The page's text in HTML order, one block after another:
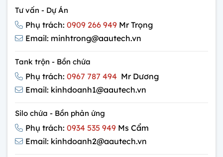
Tư vấn - Dự Án
Phụ trách: 0909 266 949 Mr Trọng
Email: minhtrong@aautech.vn
Tank trộn - Bồn chứa
Phụ trách: 0967 787 494 Mr Dương
Email: kinhdoanh1@aautech.vn
Silo chứa - Bồn phản ứng
Phụ trách: 0934 535 949 Ms Cẩm
Email: kinhdoanh2@aautech.vn